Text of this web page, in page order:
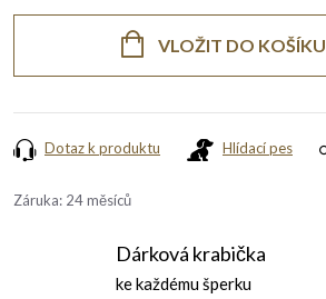
VLOŽIT DO KOŠÍKU
Dotaz k produktu Hlídací pes
Záruka: 24 měsíců
Dárková krabička
ke každému šperku